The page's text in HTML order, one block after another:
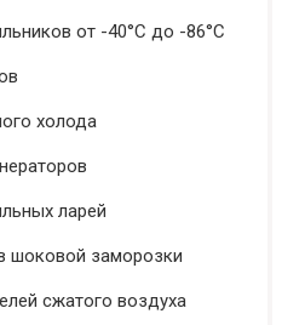
от -40°C до -86°C
холода
ларей
шоковой заморозки
сжатого воздуха